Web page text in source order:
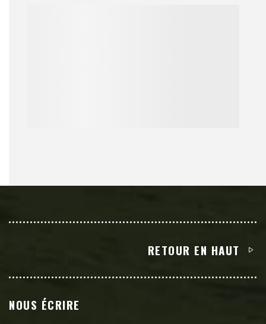
RETOUR EN HAUT
NOUS ÉCRIRE